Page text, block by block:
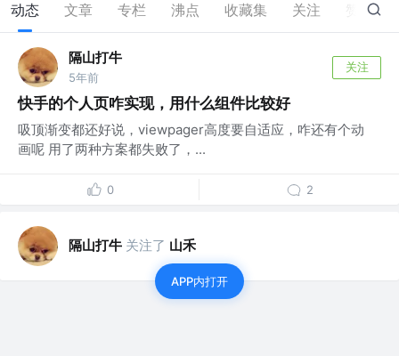
动态 文章 专栏 沸点 收藏集 关注 0
隔山打牛
5年前
关注
快手的个人页咋实现，用什么组件比较好
吸顶渐变都还好说，viewpager高度要自适应，咋还有个动
画呢 用了两种方案都失败了，...
0 2
隔山打牛 关注了 山禾
APP内打开